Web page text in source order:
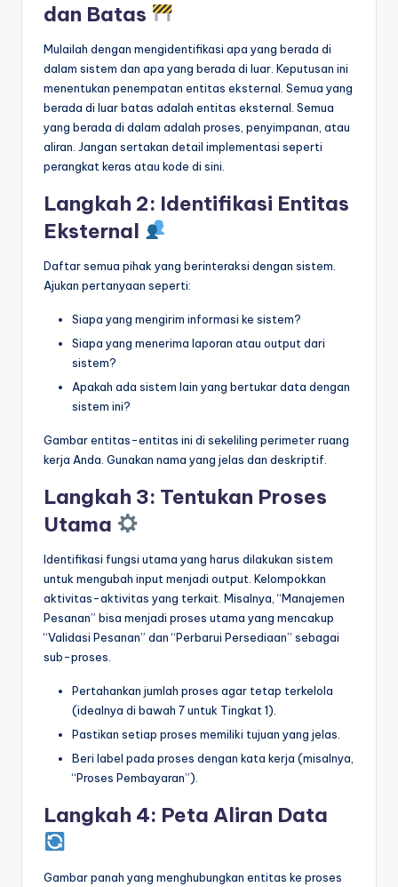
dan Batas
Mulailah dengan mengidentifikasi apa yang berada di
dalam sistem dan apa yang berada di luar. Keputusan ini
menentukan penempatan entitas eksternal. Semua yang
berada di luar batas adalah entitas eksternal. Semua
yang berada di dalam adalah proses, penyimpanan, atau
aliran. Jangan sertakan detail implementasi seperti
perangkat keras atau kode di sini.
Langkah 2: Identifikasi Entitas
Eksternal
Daftar semua pihak yang berinteraksi dengan sistem.
Ajukan pertanyaan seperti:
Siapa yang mengirim informasi ke sistem?
Siapa yang menerima laporan atau output dari
sistem?
Apakah ada sistem lain yang bertukar data dengan
sistem ini?
Gambar entitas-entitas ini di sekeliling perimeter ruang
kerja Anda. Gunakan nama yang jelas dan deskriptif.
Langkah 3: Tentukan Proses
Utama
Identifikasi fungsi utama yang harus dilakukan sistem
untuk mengubah input menjadi output. Kelompokkan
aktivitas-aktivitas yang terkait. Misalnya, “Manajemen
Pesanan” bisa menjadi proses utama yang mencakup
“Validasi Pesanan” dan “Perbarui Persediaan” sebagai
sub-proses.
Pertahankan jumlah proses agar tetap terkelola
(idealnya di bawah 7 untuk Tingkat 1).
Pastikan setiap proses memiliki tujuan yang jelas.
Beri label pada proses dengan kata kerja (misalnya,
“Proses Pembayaran”).
Langkah 4: Peta Aliran Data
Gambar panah yang menghubungkan entitas ke proses